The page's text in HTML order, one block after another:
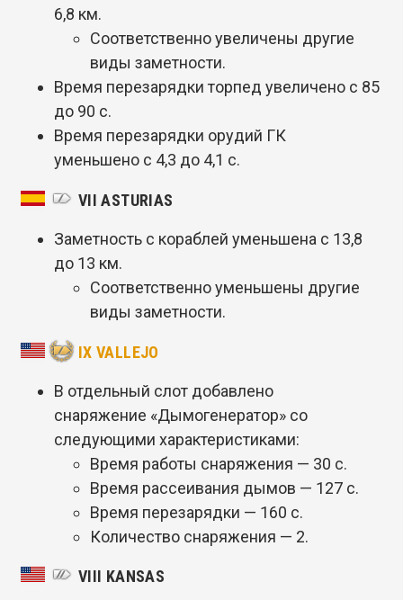
6,8 км.
Соответственно увеличены другие
виды заметности.
Время перезарядки торпед увеличено с 85
до 90 с.
Время перезарядки орудий ГК
уменьшено с 4,3 до 4,1 с.
VII ASTURIAS
Заметность с кораблей уменьшена с 13,8
до 13 км.
Соответственно уменьшены другие
виды заметности.
IX VALLEJO
В отдельный слот добавлено
снаряжение «Дымогенератор» со
следующими характеристиками:
Время работы снаряжения — 30 с.
Время рассеивания дымов — 127 с.
Время перезарядки — 160 с.
Количество снаряжения — 2.
VIII KANSAS